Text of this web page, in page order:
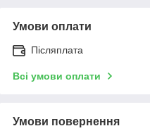
Умови оплати
Післяплата
Всі умови оплати
Умови повернення